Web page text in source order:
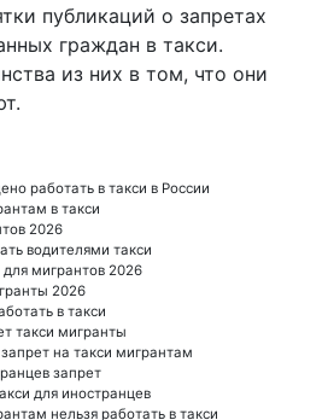
публикаций о запретах
граждан в такси.
из них в том, что они
работать в такси в России
в такси
2026
водителями такси
для мигрантов 2026
2026
в такси
такси мигранты
на такси мигрантам
запрет
для иностранцев
нельзя работать в такси